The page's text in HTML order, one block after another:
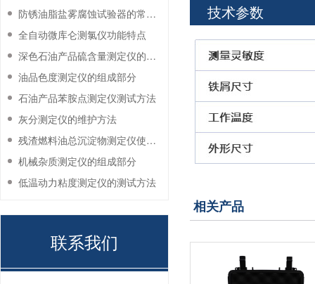
技术参数
相关产品
防锈油脂盐雾腐蚀试验器的常见故障与解决方法
全自动微库仑测氯仪功能特点
深色石油产品硫含量测定仪的工作环境要求
油品色度测定仪的组成部分
石油产品苯胺点测定仪测试方法
灰分测定仪的维护方法
残渣燃料油总沉淀物测定仪使用注意事项
机械杂质测定仪的组成部分
低温动力粘度测定仪的测试方法
联系我们